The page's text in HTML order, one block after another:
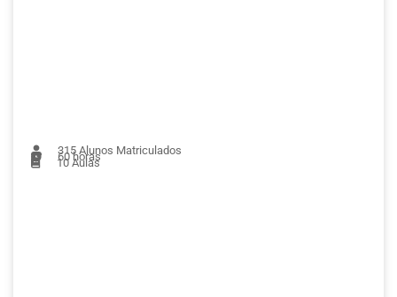
315 Alunos Matriculados
60 horas
10Aulas